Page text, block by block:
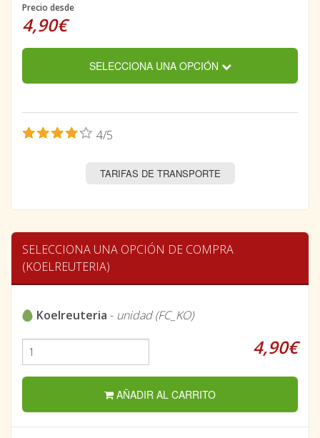
Precio desde
4,90€
SELECCIONA UNA OPCIÓN
4/5
TARIFAS DE TRANSPORTE
SELECCIONA UNA OPCIÓN DE COMPRA
(KOELREUTERIA)
Koelreuteria - unidad (FC_KO)
4,90€
AÑADIR AL CARRITO